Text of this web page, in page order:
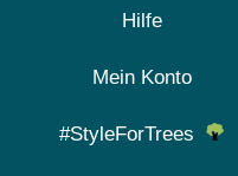
Hilfe
Mein Konto
#StyleForTrees